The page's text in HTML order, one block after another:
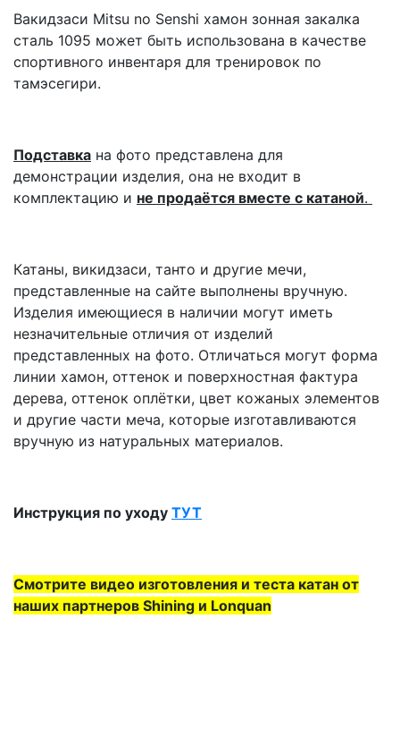
Вакидзаси Mitsu no Senshi хамон зонная закалка
сталь 1095 может быть использована в качестве
спортивного инвентаря для тренировок по
тамэсегири.
Подставка на фото представлена для
демонстрации изделия, она не входит в
комплектацию и не продаётся вместе с катаной.
Катаны, викидзаси, танто и другие мечи,
представленные на сайте выполнены вручную.
Изделия имеющиеся в наличии могут иметь
незначительные отличия от изделий
представленных на фото. Отличаться могут форма
линии хамон, оттенок и поверхностная фактура
дерева, оттенок оплётки, цвет кожаных элементов
и другие части меча, которые изготавливаются
вручную из натуральных материалов.
Инструкция по уходу ТУТ
Смотрите видео изготовления и теста катан от
наших партнеров Shining и Lonquan